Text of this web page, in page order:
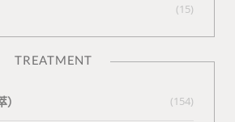
(15)
TREATMENT
(154)